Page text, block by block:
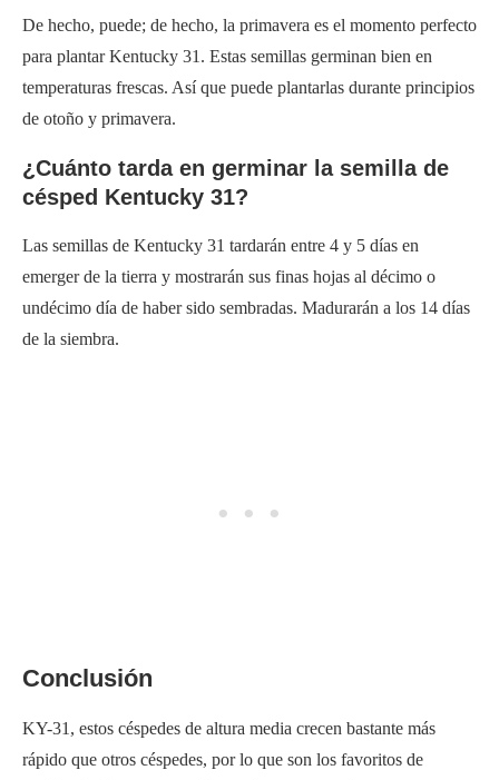
De hecho, puede; de hecho, la primavera es el momento perfecto
para plantar Kentucky 31. Estas semillas germinan bien en
temperaturas frescas. Así que puede plantarlas durante principios
de otoño y primavera.
¿Cuánto tarda en germinar la semilla de
césped Kentucky 31?
Las semillas de Kentucky 31 tardarán entre 4 y 5 días en
emerger de la tierra y mostrarán sus finas hojas al décimo o
undécimo día de haber sido sembradas. Madurarán a los 14 días
de la siembra.
Conclusión
KY-31, estos céspedes de altura media crecen bastante más
rápido que otros céspedes, por lo que son los favoritos de